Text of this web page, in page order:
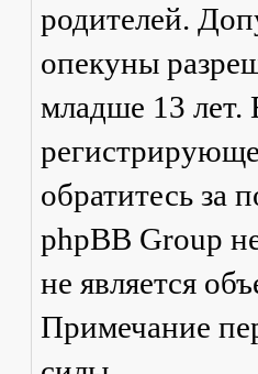
родителей.
опекуны
младше 13 лет.
обратитесь за
phpBB Group
не является
Примечание